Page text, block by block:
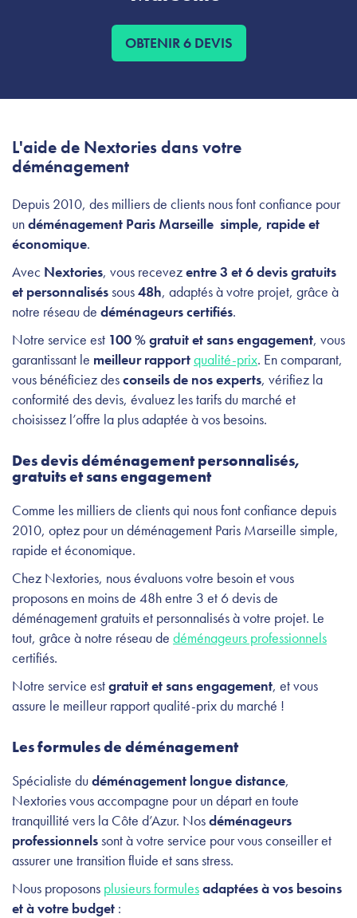
OBTENIR 6 DEVIS
L'aide de Nextories dans votre
déménagement
Depuis 2010, des milliers de clients nous font confiance pour
undéménagement Paris Marseille simple, rapide et
économique.
Avec Nextories, vous recevezentre 3 et 6 devis gratuits
et personnaliséssous48h, adaptés à votre projet, grâce à
notre réseau de déménageurs certifiés.
Notre service est 100 % gratuit et sans engagement, vous
garantissant le meilleur rapportqualité-prix. En comparant,
vous bénéficiez desconseils de nos experts, vérifiez la
conformité des devis, évaluez les tarifs du marché et
choisissez l’offre la plus adaptée à vos besoins.
Des devis déménagement personnalisés,
gratuits et sans engagement
Comme les milliers de clients qui nous font confiance depuis
2010, optez pour un déménagement Paris Marseille simple,
rapide et économique.
Chez Nextories, nous évaluons votre besoin et vous
proposons en moins de 48h entre 3 et 6 devis de
déménagement gratuits et personnalisés à votre projet. Le
tout, grâce à notre réseau de déménageurs professionnels
certifiés.
Notre service estgratuit et sans engagement, et vous
assure le meilleur rapport qualité-prix du marché !
Les formules de déménagement
Spécialiste dudéménagement longue distance,
Nextories vous accompagne pour un départ en toute
tranquillité vers la Côte d’Azur. Nosdéménageurs
professionnelssont à votre service pour vous conseiller et
assurer une transition fluide et sans stress.
Nous proposons plusieurs formulesadaptées à vos besoins
et à votre budget :